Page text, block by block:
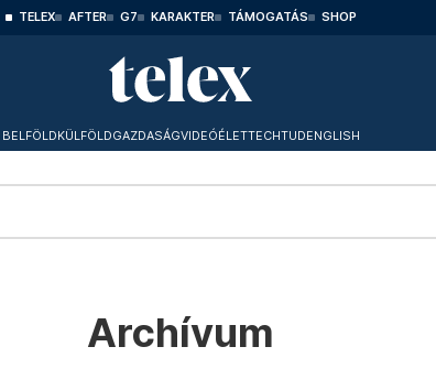
TELEX AFTER G7 KARAKTER TÁMOGATÁS SHOP
BELFÖLDKÜLFÖLDGAZDASÁGVIDEÓÉLETTECHTUDENGLISH
Archívum